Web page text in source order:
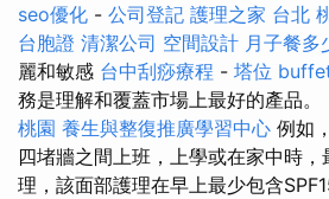
seo優化 - 公司登記 護理之家 台北
台胞證 清潔公司 空間設計 月子餐多
麗和敏感 台中刮痧療程 - 塔位
務是理解和覆蓋市場上最好的產品。
桃園 養生與整復推廣學習中心 例如
四堵牆之間上班，上學或在家中時
理，該面部護理在早上最少包含